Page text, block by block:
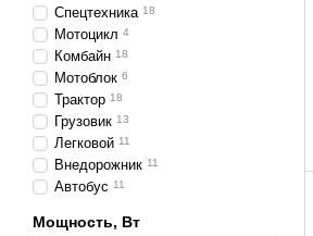
Спецтехника 18
Мотоцикл 4
Комбайн 18
Мотоблок 6
Трактор 18
Грузовик 13
Легковой 11
Внедорожник 11
Автобус 11
Мощность, Вт